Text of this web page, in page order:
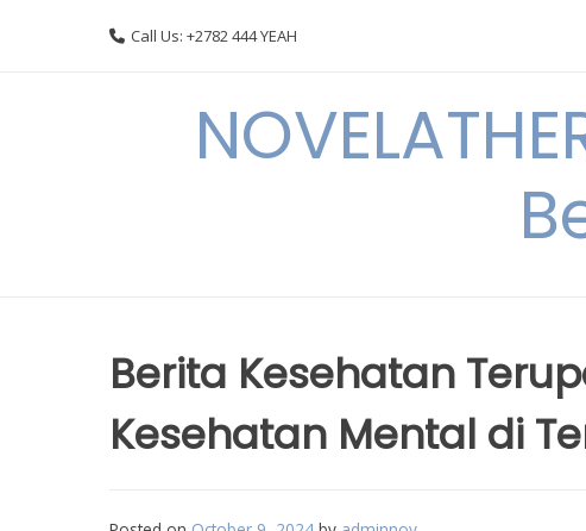
Call Us: +2782 444 YEAH
Berita Kesehatan
Kesehatan Mental di